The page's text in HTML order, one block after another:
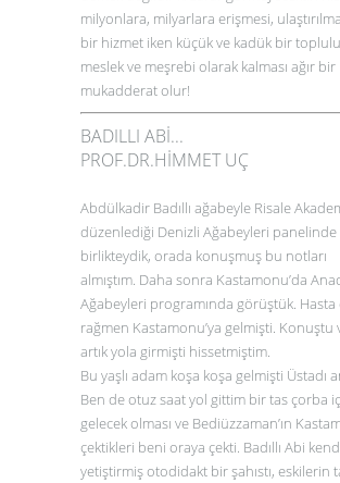
milyonlara, milyarlara erişmesi,
bir hizmet iken küçük ve kadük bir
meslek ve meşrebi olarak kalması ağır bir
mukadderat olur!
BADILLI ABİ...
PROF.DR.HİMMET UÇ
Abdülkadir Badıllı ağabeyle Risale
düzenlediği Denizli Ağabeyleri panelinde
birlikteydik, orada konuşmuş bu notları
almıştım. Daha sonra Kastamonu’da
Ağabeyleri programında görüştük. Hasta
rağmen Kastamonu’ya gelmişti. Konuştu
artık yola girmişti hissetmiştim.
Bu yaşlı adam koşa koşa gelmişti Üstadı
Ben de otuz saat yol gittim bir tas çorba
gelecek olması ve Bediüzzaman’ın
çektikleri beni oraya çekti. Badıllı Abi
yetiştirmiş otodidakt bir şahıstı, eskilerin